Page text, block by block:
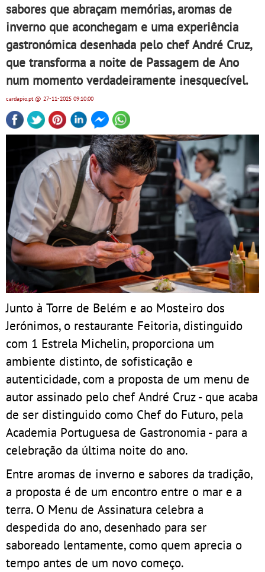
sabores que abraçam memórias, aromas de
inverno que aconchegam e uma experiência
gastronómica desenhada pelo chef André Cruz,
que transforma a noite de Passagem de Ano
num momento verdadeiramente inesquecível.
cardapio.pt@ 27-11-2025 09:10:00
Junto à Torre de Belém e ao Mosteiro dos
Jerónimos, o restaurante Feitoria, distinguido
com 1 Estrela Michelin, proporciona um
ambiente distinto, de sofisticação e
autenticidade, com a proposta de um menu de
autor assinado pelo chef André Cruz - que acaba
de ser distinguido como Chef do Futuro, pela
Academia Portuguesa de Gastronomia - para a
celebração da última noite do ano.
Entre aromas de inverno e sabores da tradição,
a proposta é de um encontro entre o mar e a
terra. O Menu de Assinatura celebra a
despedida do ano, desenhado para ser
saboreado lentamente, como quem aprecia o
tempo antes de um novo começo.